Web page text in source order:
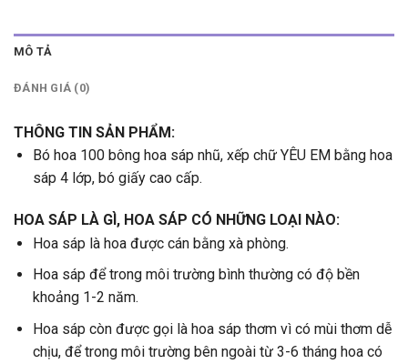
MÔ TẢ
ĐÁNH GIÁ (0)
THÔNG TIN SẢN PHẨM:
Bó hoa 100 bông hoa sáp nhũ, xếp chữ YÊU EM bằng hoa
sáp 4 lớp, bó giấy cao cấp.
HOA SÁP LÀ GÌ, HOA SÁP CÓ NHỮNG LOẠI NÀO:
Hoa sáp là hoa được cán bằng xà phòng.
Hoa sáp để trong môi trường bình thường có độ bền
khoảng 1-2 năm.
Hoa sáp còn được gọi là hoa sáp thơm vì có mùi thơm dễ
chịu, để trong môi trường bên ngoài từ 3-6 tháng hoa có